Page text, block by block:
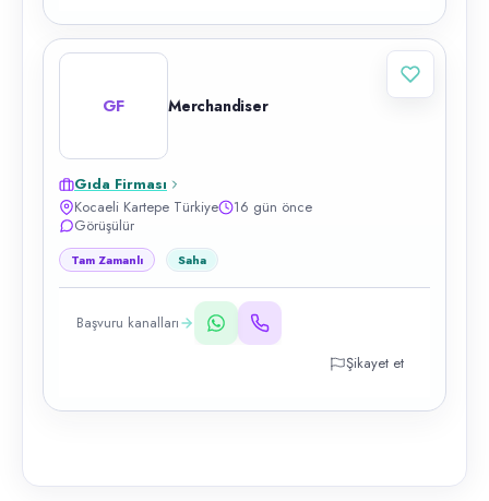
GF Merchandiser
Gıda Firması
Kocaeli Kartepe Türkiye
16 gün önce
Görüşülür
Tam Zamanlı Saha
Başvuru kanalları
Şikayet et